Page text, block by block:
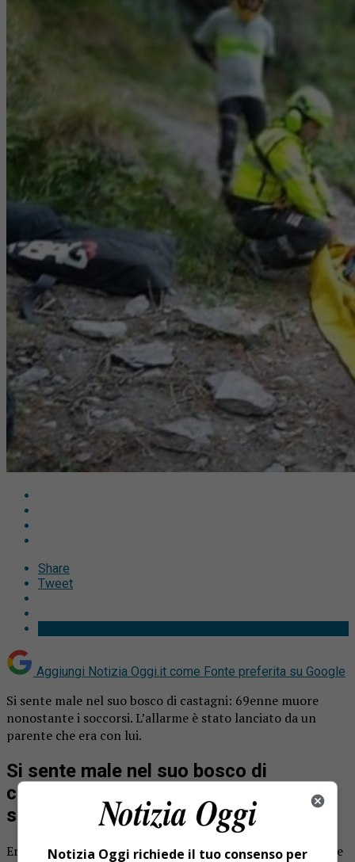
Share
Tweet
Aggiungi Notizia Oggi.it come Fonte preferita su Google
Si sente male nel suo bosco di castagni: 69enne muore
nonostante i soccorsi. L’allarme è stato lanciato da un
parente che era con lui.
Si sente male nel suo bosco di
castagni: 69enne muore nonostante i
soccorsi
Era uscito con un parente per andare a fare manutenzione
Notizia Oggi richiede il tuo consenso per